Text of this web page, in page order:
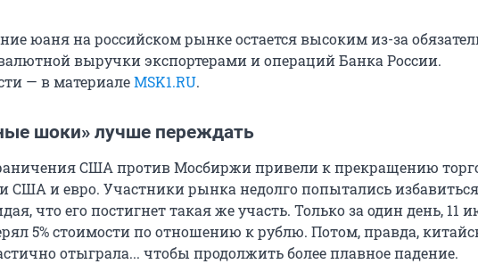
юаня на российском рынке остается высоким из-за
выручки экспортерами и операций Банка России.
— в материалеMSK1.RU.
шоки» лучше переждать
США против Мосбиржи привели к прекращению
США и евро. Участники рынка недолго попытались
что его постигнет такая же участь. Только за один день, 11
5% стоимости по отношению к рублю. Потом, правда,
отыграла... чтобы продолжить более плавное падение.